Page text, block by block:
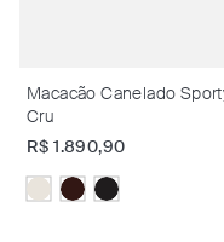
Macacão Canelado
Cru
R$ 1 .890,90